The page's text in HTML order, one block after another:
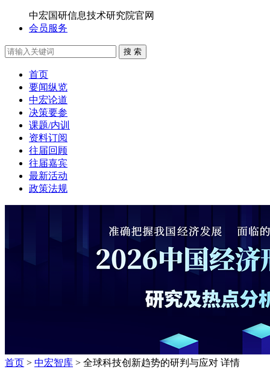
中宏国研信息技术研究院官网
会员服务
搜 索
首页
要闻纵览
中宏论道
决策要参
课题/内训
资料订阅
往届回顾
往届嘉宾
最新活动
政策法规
首页 > 中宏智库 > 全球科技创新趋势的研判与应对 详情